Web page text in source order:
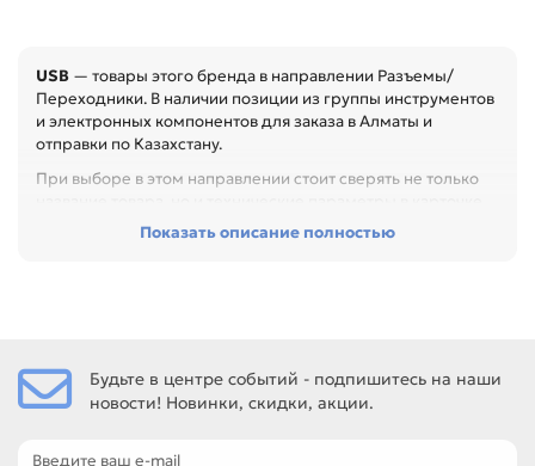
USB — товары этого бренда в направлении Разъемы/
Переходники. В наличии позиции из группы инструментов
и электронных компонентов для заказа в Алматы и
отправки по Казахстану.
При выборе в этом направлении стоит сверять не только
Перед покупкой проверьте тип, размер, электрические
Переходник (адаптер) USBBM-USBBM, Разъем USBA/Mini-
SP 4 контакта, Переходник (адаптер) USBАМ - USBAМ, f-f.
таблице характеристик.
Показать описание полностью
Будьте в центре событий - подпишитесь на наши
новости! Новинки, скидки, акции.